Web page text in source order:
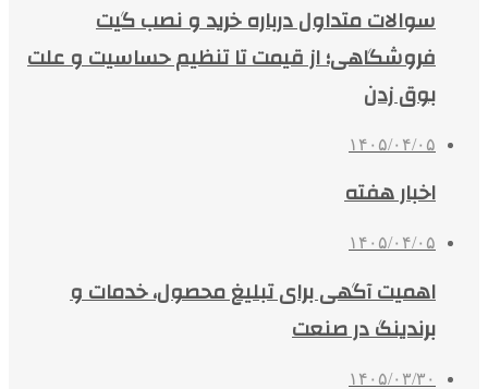
سوالات متداول درباره خرید و نصب گیت
فروشگاهی؛ از قیمت تا تنظیم حساسیت و علت
بوق زدن
۱۴۰۵/۰۴/۰۵
اخبار هفته
۱۴۰۵/۰۴/۰۵
اهمیت آگهی برای تبلیغ محصول، خدمات و
برندینگ در صنعت
۱۴۰۵/۰۳/۳۰